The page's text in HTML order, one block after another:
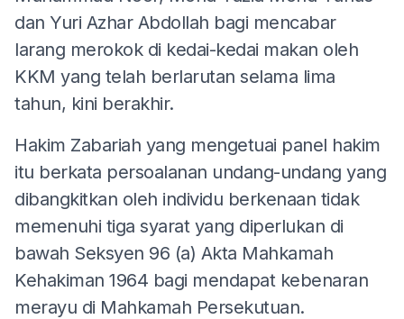
dan Yuri Azhar Abdollah bagi mencabar
larang merokok di kedai-kedai makan oleh
KKM yang telah berlarutan selama lima
tahun, kini berakhir.
Hakim Zabariah yang mengetuai panel hakim
itu berkata persoalanan undang-undang yang
dibangkitkan oleh individu berkenaan tidak
memenuhi tiga syarat yang diperlukan di
bawah Seksyen 96 (a) Akta Mahkamah
Kehakiman 1964 bagi mendapat kebenaran
merayu di Mahkamah Persekutuan.